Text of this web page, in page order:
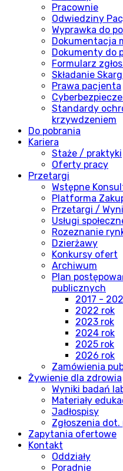
Pracownie
Odwiedziny
Wyprawka do
Dokumentacja
Dokumenty do
Formularz
Składanie
Prawa pacjenta
Standardy
krzywdzeniem
Do pobrania
Kariera
Staże / praktyki
Oferty pracy
Przetargi
Wstępne
Platforma
Przetargi /
Usługi
Rozeznanie
Dzierżawy
Konkursy ofert
Archiwum
Plan
publicznych
2017 -
2022 rok
2023 rok
2024 rok
2025 rok
2026 rok
Zamówienia
Żywienie dla zdrowia
Wyniki badań
Materiały
Jadłospisy
Zgłoszenia dot.
Zapytania ofertowe
Kontakt
Oddziały
Poradnie